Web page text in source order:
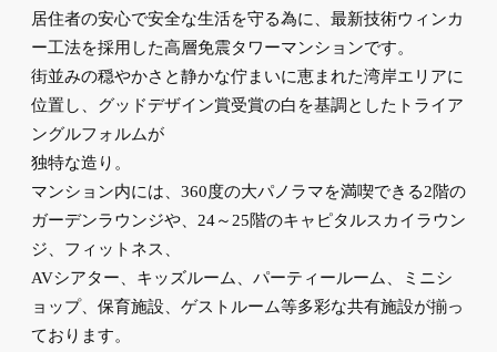
居住者の安心で安全な生活を守る為に、最新技術ウィンカ
ー工法を採用した高層免震タワーマンションです。
街並みの穏やかさと静かな佇まいに恵まれた湾岸エリアに
位置し、グッドデザイン賞受賞の白を基調としたトライア
ングルフォルムが
独特な造り。
マンション内には、360度の大パノラマを満喫できる2階の
ガーデンラウンジや、24～25階のキャピタルスカイラウン
ジ、フィットネス、
AVシアター、キッズルーム、パーティールーム、ミニシ
ョップ、保育施設、ゲストルーム等多彩な共有施設が揃っ
ております。